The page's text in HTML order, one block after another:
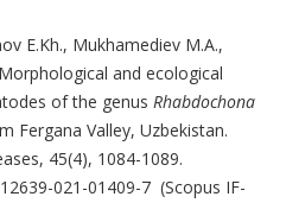
E.Kh., Mukhamediev M.A.,
and ecological
of the genus Rhabdochona
Fergana Valley, Uzbekistan.
45(4), 1084-1089.
021-01409-7 (Scopus IF-